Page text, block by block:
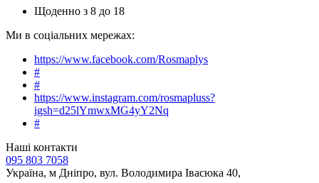
Щоденно з 8 до 18
Ми в соціальних мережах:
https://www.facebook.com/Rosmaplys
#
#
https://www.instagram.com/rosmapluss?
igsh=d25lYmwxMG4yY2Nq
#
Наші контакти
095 803 7058
Україна, м Дніпро, вул. Володимира Івасюка 40,